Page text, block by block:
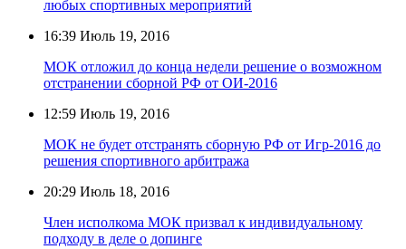
любых спортивных мероприятий
16:39 Июль 19, 2016
МОК отложил до конца недели решение о возможном
отстранении сборной РФ от ОИ-2016
12:59 Июль 19, 2016
МОК не будет отстранять сборную РФ от Игр-2016 до
решения спортивного арбитража
20:29 Июль 18, 2016
Член исполкома МОК призвал к индивидуальному
подходу в деле о допинге